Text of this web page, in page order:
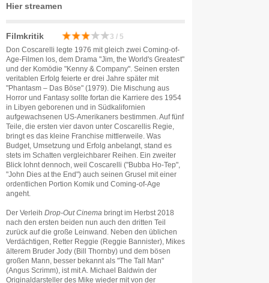
Hier streamen
Filmkritik 3 / 5
Don Coscarelli legte 1976 mit gleich zwei Coming-of-
Age-Filmen los, dem Drama "Jim, the World's Greatest"
und der Komödie "Kenny & Company". Seinen ersten
veritablen Erfolg feierte er drei Jahre später mit
"Phantasm – Das Böse" (1979). Die Mischung aus
Horror und Fantasy sollte fortan die Karriere des 1954
in Libyen geborenen und in Südkalifornien
aufgewachsenen US-Amerikaners bestimmen. Auf fünf
Teile, die ersten vier davon unter Coscarellis Regie,
bringt es das kleine Franchise mittlerweile. Was
Budget, Umsetzung und Erfolg anbelangt, stand es
stets im Schatten vergleichbarer Reihen. Ein zweiter
Blick lohnt dennoch, weil Coscarelli ("Bubba Ho-Tep",
"John Dies at the End") auch seinen Grusel mit einer
ordentlichen Portion Komik und Coming-of-Age
angeht.
Der Verleih Drop-Out Cinema bringt im Herbst 2018
nach den ersten beiden nun auch den dritten Teil
zurück auf die große Leinwand. Neben den üblichen
Verdächtigen, Retter Reggie (Reggie Bannister), Mikes
älterem Bruder Jody (Bill Thornby) und dem bösen
großen Mann, besser bekannt als "The Tall Man"
(Angus Scrimm), ist mit A. Michael Baldwin der
Originaldarsteller des Mike wieder mit von der